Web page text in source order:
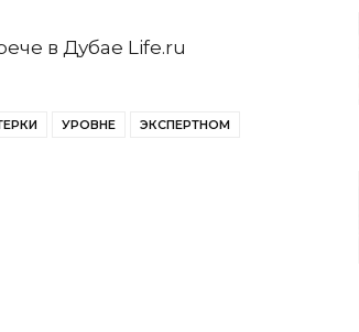
в Дубае Life.ru
УРОВНЕ
ЭКСПЕРТНОМ